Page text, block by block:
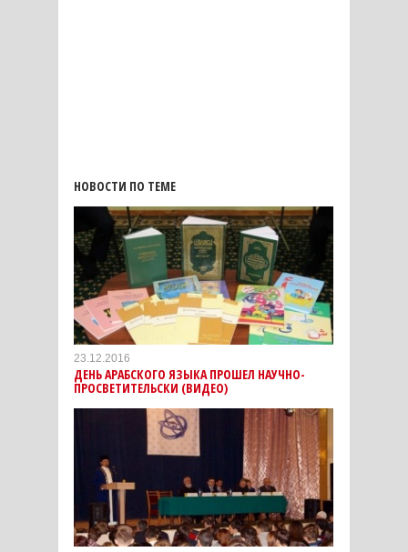
НОВОСТИ ПО ТЕМЕ
23.12.2016
ДЕНЬ АРАБСКОГО ЯЗЫКА ПРОШЕЛ НАУЧНО-
ПРОСВЕТИТЕЛЬСКИ (ВИДЕО)